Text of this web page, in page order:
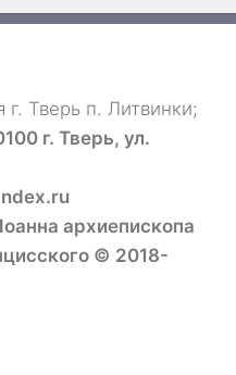
г. Тверь п. Литвинки;
г. Тверь, ул.
архиепископа
© 2018-